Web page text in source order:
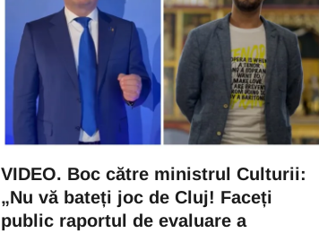
VIDEO. Boc către ministrul Culturii:
„Nu vă bateți joc de Cluj! Faceți
public raportul de evaluare a